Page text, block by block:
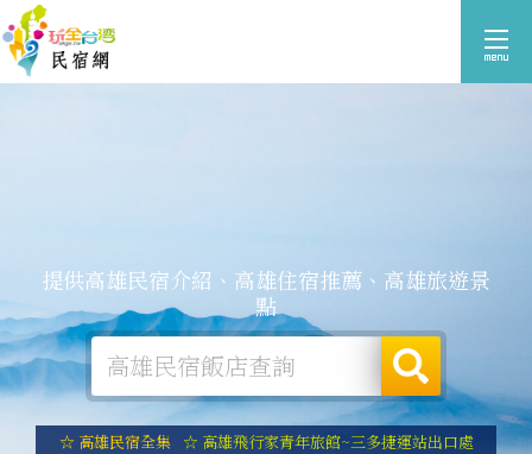
提供高雄民宿介紹、高雄住宿推薦、高雄旅遊景
點
☆ 高雄民宿全集
☆ 高雄飛行家青年旅館~三多捷運站出口處